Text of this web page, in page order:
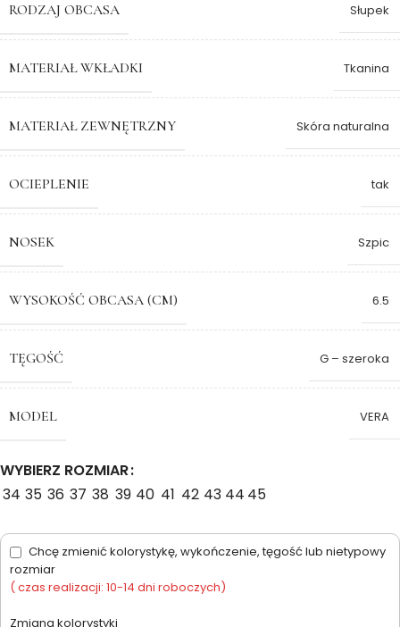
RODZAJ OBCASA Słupek
MATERIAŁ WKŁADKI Tkanina
MATERIAŁ ZEWNĘTRZNY Skóra naturalna
OCIEPLENIE tak
NOSEK Szpic
WYSOKOŚĆ OBCASA (CM) 6.5
TĘGOŚĆ G – szeroka
MODEL VERA
WYBIERZ ROZMIAR
34 35 36 37 38 39 40 41 42 43 44 45
Chcę zmienić kolorystykę, wykończenie, tęgość lub nietypowy
rozmiar
( czas realizacji: 10-14 dni roboczych)
Zmiana kolorystyki